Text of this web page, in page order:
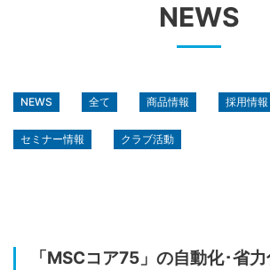
NEWS
NEWS 全て 商品情報 採用情報
セミナー情報 クラブ活動
「MSCコア75」の自動化･省